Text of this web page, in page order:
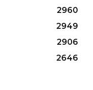
2960
2949
2906
2646